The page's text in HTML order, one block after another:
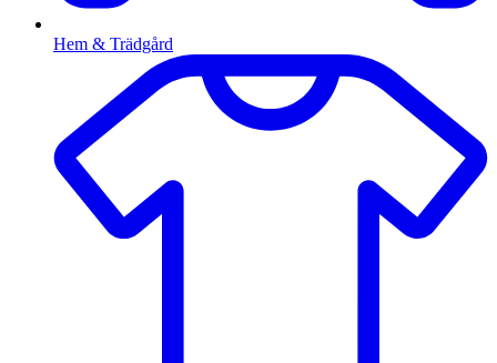
Hem & Trädgård